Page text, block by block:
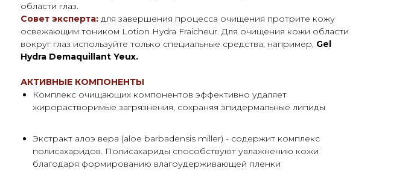
области глаз.
Совет эксперта: для завершения процесса очищения протрите кожу
освежающим тоником Lotion Hydra Fraicheur. Для очищения кожи области
вокруг глаз используйте только специальные средства, например, Gel
Hydra Demaquillant Yeux.
АКТИВНЫЕ КОМПОНЕНТЫ
Комплекс очищающих компонентов эффективно удаляет
жирорастворимые загрязнения, сохраняя эпидермальные липиды
Экстракт алоэ вера (aloe barbadensis miller) - содержит комплекс
полисахаридов. Полисахариды способствуют увлажнению кожи
благодаря формированию влагоудерживающей пленки